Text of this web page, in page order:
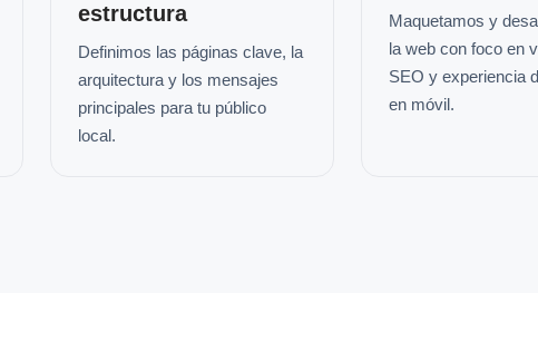
estructura
Definimos las páginas clave, la
arquitectura y los mensajes
principales para tu público
local.
Maquetamos y
la web con foco en
SEO y experiencia
en móvil.